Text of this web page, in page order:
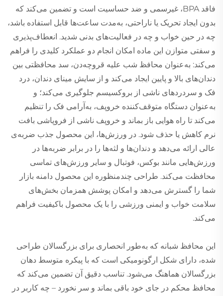
فاقد BPA، غیرسمی و ضد حساسیت است و تضمین می‌کند که
بدون ایجاد تحریک یا ناراحتی، به‌مدت ساعت‌ها قابل استفاده باشد،
چه در حین خواب و چه در فعالیت‌های بدنی شدید. انعطاف‌پذیری
و سفتی متوازن این ماده امکان انجام دو عملکرد کلیدی را فراهم
می‌کند: به‌عنوان محافظ شب علیه قروچه‌دن، سد محافظتی بین
دندان‌های بالا و پایین ایجاد می‌کند و از سایش مینای دندان، درد
فک و سردردهای ناشی از بروکسیسم جلوگیری می‌کند؛ و
به‌عنوان دستگاه متوقف‌کننده خروپف، به‌آرامی فک را تنظیم
می‌کند تا راه هوایی باز بماند و خروپف ناشی از فروپاشی بافت
نرم کاهش یا حذف شود. در ورزش‌ها، این محصول جذب ضربه‌ی
عالی ارائه می‌دهد و دندان‌ها و لثه‌ها را در برابر ضربه‌ها در
ورزش‌هایی مانند بوکس، فوتبال و سایر ورزش‌های تماسی
محافظت می‌کند. طراحی چندمنظوره این محصول دامنه بازار
شما را گسترش می‌دهد و امکان پوشش همزمان بخش‌های
سلامت خواب و ایمنی ورزشی را با یک محصول باکیفیت فراهم
می‌کند.
این محافظ شبانه که به‌طور انحصاری برای بزرگسالان طراحی
شده، دارای شکل ارگونومیکی است که با پیکره متوسط دهان
بزرگسالان هماهنگ می‌شود. تناسب دقیق آن تضمین می‌کند که
محافظ محکم در جای خود باقی بماند و سر نخورد – چه کاربر در